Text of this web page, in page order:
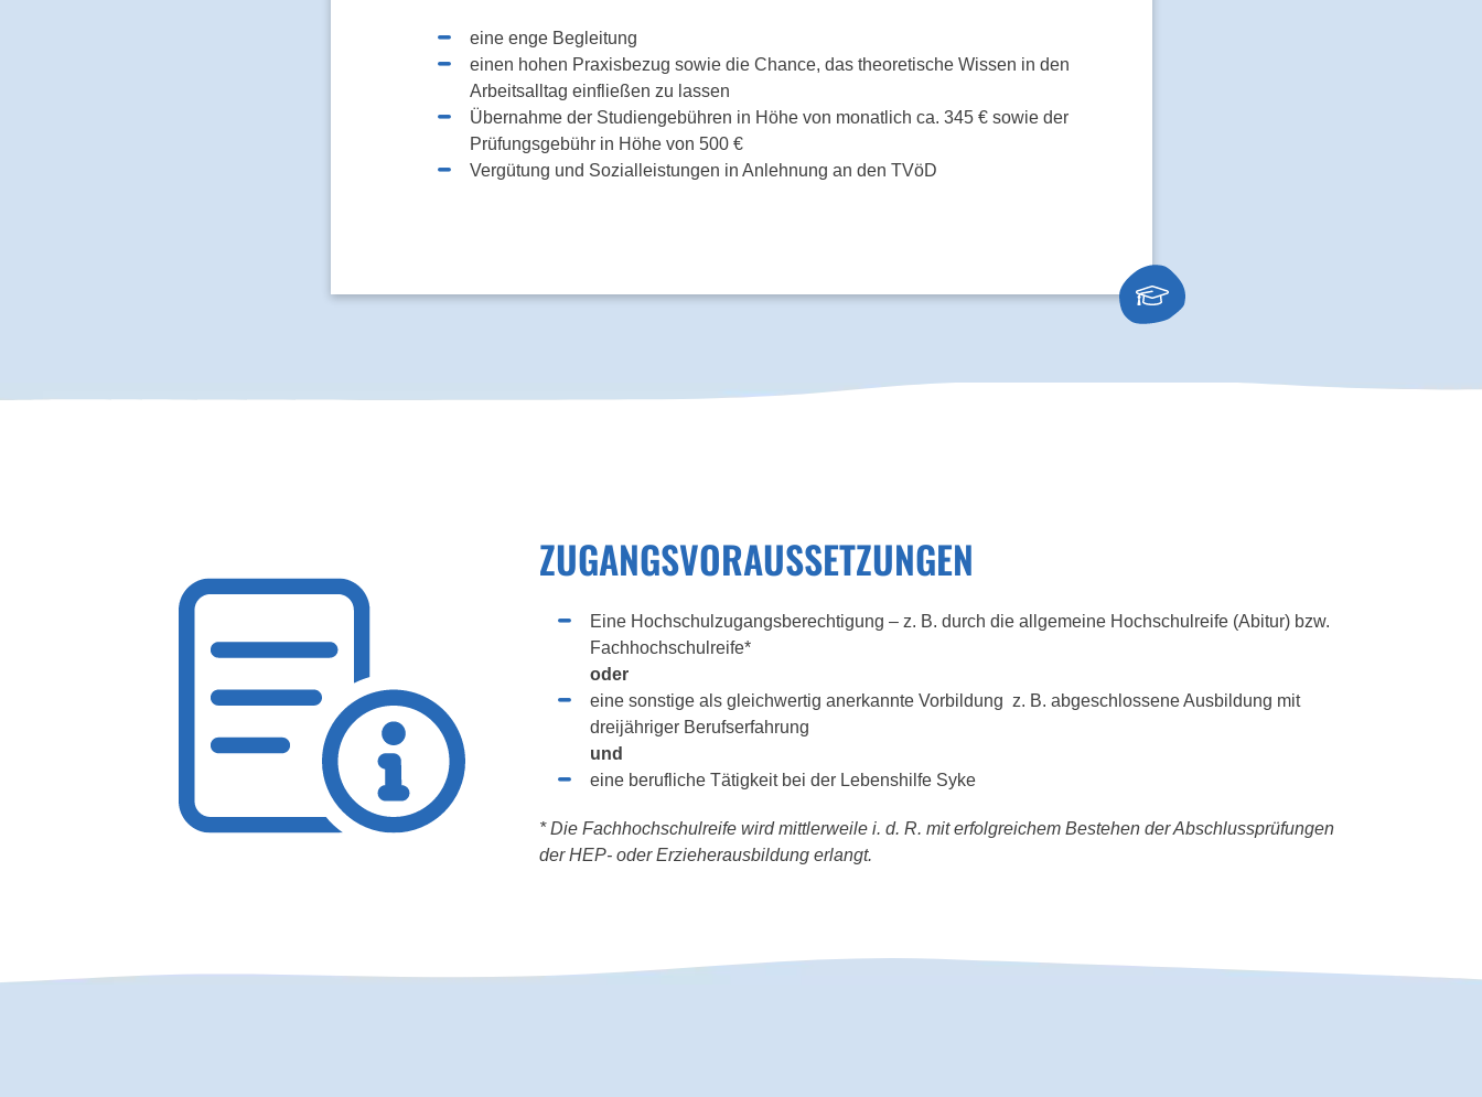
eine enge Begleitung
einen hohen Praxisbezug sowie die Chance, das theoretische Wissen in den
Arbeitsalltag einfließen zu lassen
Übernahme der Studiengebühren in Höhe von monatlich ca. 345 € sowie der
Prüfungsgebühr in Höhe von 500 €
Vergütung und Sozialleistungen in Anlehnung an den TVöD
ZUGANGSVORAUSSETZUNGEN
Eine Hochschulzugangsberechtigung – z. B. durch die allgemeine Hochschulreife (Abitur) bzw.
Fachhochschulreife*
oder
eine sonstige als gleichwertig anerkannte Vorbildung z. B. abgeschlossene Ausbildung mit
dreijähriger Berufserfahrung
und
eine berufliche Tätigkeit bei der Lebenshilfe Syke
* Die Fachhochschulreife wird mittlerweile i. d. R. mit erfolgreichem Bestehen der Abschlussprüfungen
der HEP- oder Erzieherausbildung erlangt.